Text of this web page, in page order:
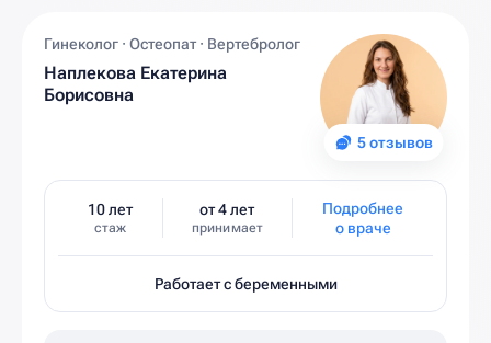
5 отзывов
Гинеколог · Остеопат · Вертебролог
Наплекова Екатерина
Борисовна
10 лет
стаж
от 4 лет
принимает
Подробнее
о враче
Работает с беременными